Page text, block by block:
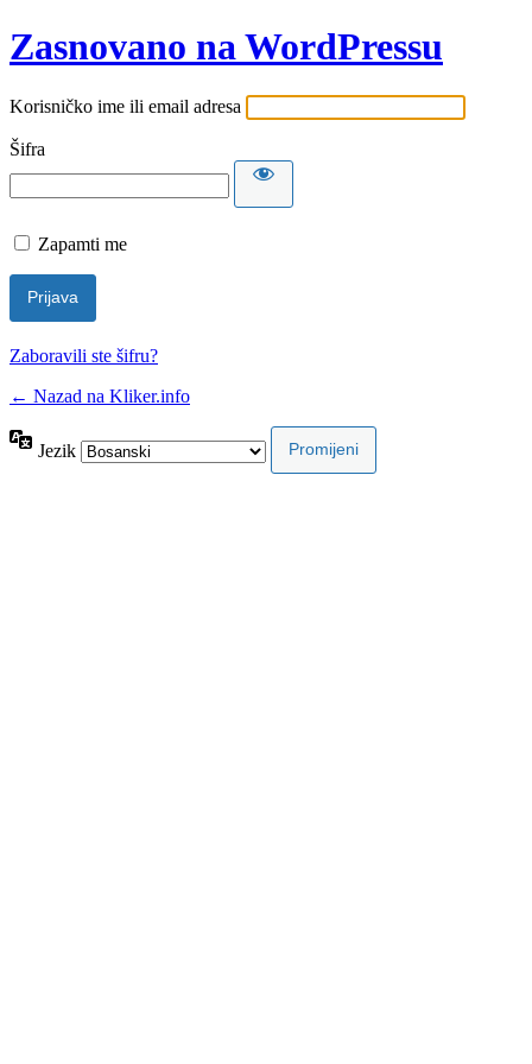
Zasnovano na WordPressu
Korisničko ime ili email adresa
Šifra
Zapamti me
Zaboravili ste šifru?
← Nazad na Kliker.info
Jezik